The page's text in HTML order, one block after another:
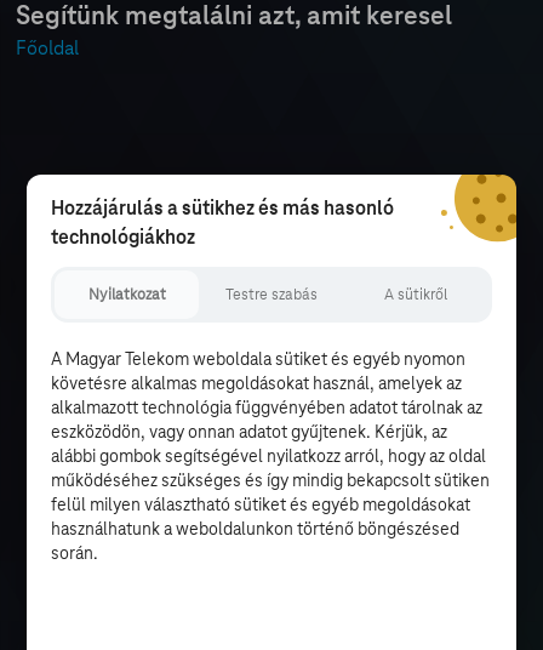
Segítünk megtalálni azt, amit keresel
Főoldal
Hozzájárulás a sütikhez és más hasonló
technológiákhoz
Nyilatkozat Testre szabás A sütikről
A Magyar Telekom weboldala sütiket és egyéb nyomon
követésre alkalmas megoldásokat használ, amelyek az
alkalmazott technológia függvényében adatot tárolnak az
eszközödön, vagy onnan adatot gyűjtenek. Kérjük, az
alábbi gombok segítségével nyilatkozz arról, hogy az oldal
működéséhez szükséges és így mindig bekapcsolt sütiken
felül milyen választható sütiket és egyéb megoldásokat
használhatunk a weboldalunkon történő böngészésed
során.